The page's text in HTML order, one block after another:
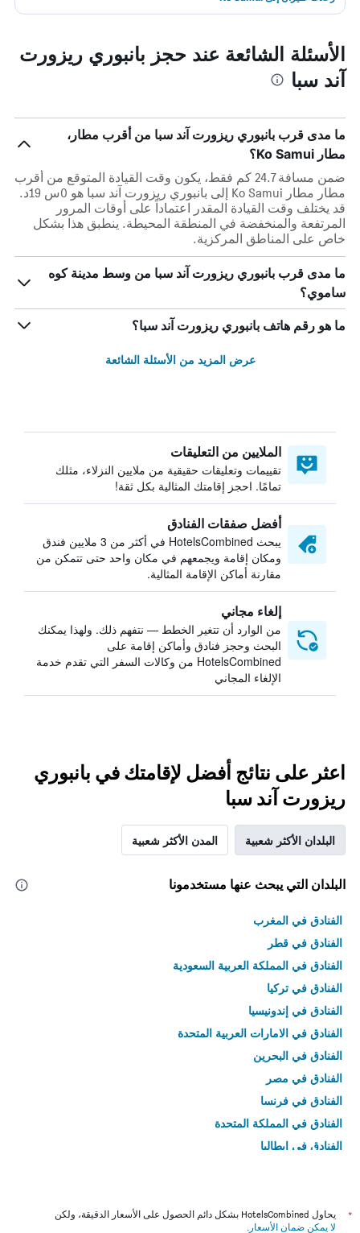
الأسئلة الشائعة عند حجز بانبوري ريزورت
آند سبا
ما مدى قرب بانبوري ريزورت آند سبا من أقرب مطار،
مطار Ko Samui؟
ضمن مسافة 24.7 كم فقط، يكون وقت القيادة المتوقع من أقرب
مطار مطار Ko Samui إلى بانبوري ريزورت آند سبا هو 0س 19د.
قد يختلف وقت القيادة المقدر اعتماداً على أوقات المرور
المرتفعة والمنخفضة في المنطقة المحيطة. ينطبق هذا بشكل
خاص على المناطق المركزية.
ما مدى قرب بانبوري ريزورت آند سبا من وسط مدينة كوه
ساموي؟
ما هو رقم هاتف بانبوري ريزورت آند سبا؟
عرض المزيد من الأسئلة الشائعة
الملايين من التعليقات
تقييمات وتعليقات حقيقية من ملايين النزلاء، مثلك
تمامًا. احجز إقامتك المثالية بكل ثقة!
أفضل صفقات الفنادق
يبحث HotelsCombined في أكثر من 3 ملايين فندق
ومكان إقامة ويجمعهم في مكان واحد حتى تتمكن من
مقارنة أماكن الإقامة المثالية.
إلغاء مجاني
من الوارد أن تتغير الخطط — نتفهم ذلك. ولهذا يمكنك
البحث وحجز فنادق وأماكن إقامة على
HotelsCombined من وكالات السفر التي تقدم خدمة
الإلغاء المجاني
اعثر على نتائج أفضل لإقامتك في بانبوري
ريزورت آند سبا
البلدان الأكثر شعبية المدن الأكثر شعبية
البلدان التي يبحث عنها مستخدمونا
الفنادق في المغرب
الفنادق في قطر
الفنادق في المملكة العربية السعودية
الفنادق في تركيا
الفنادق في إندونيسيا
الفنادق في الامارات العربية المتحدة
الفنادق في البحرين
الفنادق في مصر
الفنادق في فرنسا
الفنادق في المملكة المتحدة
الفنادق في إيطاليا
*
يحاول HotelsCombined بشكل دائم الحصول على الأسعار الدقيقة، ولكن
لا يمكن ضمان الأسعار .